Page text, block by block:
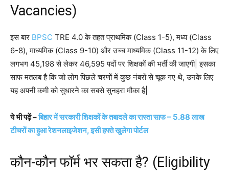
Vacancies)
इस बार BPSC TRE 4.0 के तहत प्राथमिक (Class 1-5), मध्य (Class
6-8), माध्यमिक (Class 9-10) और उच्च माध्यमिक (Class 11-12) के लिए
लगभग 45,198 से लेकर 46,595 पदों पर शिक्षकों की भर्ती की जाएगी| इसका
साफ मतलब है कि जो लोग पिछले चरणों में कुछ नंबरों से चूक गए थे, उनके लिए
यह अपनी कमी को सुधारने का सबसे सुनहरा मौका है|
ये भी पढ़ें –बिहार में सरकारी शिक्षकों के तबादले का रास्ता साफ – 5.88 लाख
टीचरों का हुआ रेशनलाइजेशन, इसी हफ्ते खुलेगा पोर्टल
कौन-कौन फॉर्म भर सकता है? (Eligibility